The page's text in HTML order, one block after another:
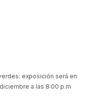
exposición será en
a las 8:00 p.m